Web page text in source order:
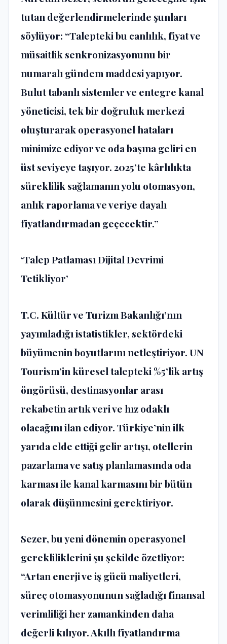
tutan değerlendirmelerinde şunları
söylüyor: “Talepteki bu canlılık, fiyat ve
müsaitlik senkronizasyonunu bir
numaralı gündem maddesi yapıyor.
Bulut tabanlı sistemler ve entegre kanal
yöneticisi, tek bir doğruluk merkezi
oluşturarak operasyonel hataları
minimize ediyor ve oda başına geliri en
üst seviyeye taşıyor. 2025’te kârlılıkta
süreklilik sağlamanın yolu otomasyon,
anlık raporlama ve veriye dayalı
fiyatlandırmadan geçecektir.”
‘Talep PatlamasıDijital Devrimi
Tetikliyor’
T.C. Kültür ve Turizm Bakanlığı’nın
yayımladığıistatistikler, sektördeki
büyümenin boyutlarını netleştiriyor. UN
Tourism’in küresel talepteki %5’lik artış
öngörüsü, destinasyonlar arası
rekabetin artık veri ve hız odaklı
olacağınıilan ediyor. Türkiye’nin ilk
yarıda elde ettiği gelir artışı, otellerin
pazarlama ve satışplanlamasında oda
karmasıile kanal karmasınıbir bütün
olarak düşünmesini gerektiriyor.
Sezer, bu yeni dönemin operasyonel
gerekliliklerinişuşekilde özetliyor:
“Artan enerji ve işgücü maliyetleri,
süreç otomasyonunun sağladığıfinansal
verimliliği her zamankinden daha
değerli kılıyor. Akıllıfiyatlandırma